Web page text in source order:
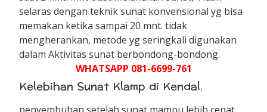
selaras dengan teknik sunat konvensional yg bisa
memakan ketika sampai 20 mnt. tidak
mengherankan, metode yg seringkali digunakan
dalam Aktivitas sunat berbondong-bondong.
WHATSAPP 081-6699-761
Kelebihan Sunat Klamp di Kendal.